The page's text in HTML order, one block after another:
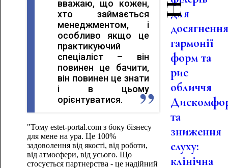
вважаю, що кожен,
хто займається
менеджментом, і
особливо якщо це
практикуючий
спеціаліст – він
повинен це бачити,
він повинен це знати
і в цьому
орієнтуватися.
"Тому estet-portal.com з боку бізнесу
для мене на ура. Це 100%
задоволення від якості, від роботи,
від атмосфери, від усього. Що
стосується партнерства - це надійний
для
гармонії
форм та
рис
обличчя
та
зниження
слуху:
клінічна